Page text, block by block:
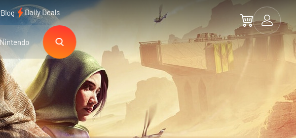
Blog Daily Deals
Nintendo